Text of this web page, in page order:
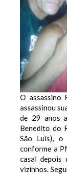
O assassino
assassinou
de 29 anos
Benedito do
São Luís), o
conforme a
casal depois
vizinhos.